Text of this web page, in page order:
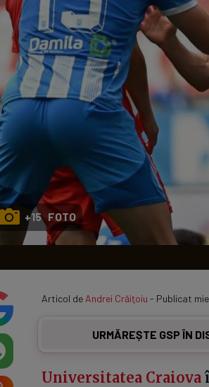
Program TV
+15 FOTO
Articol de Andrei Crăiţoiu - Publicat
URMĂREȘTE GSP ÎN
Universitatea Craiova